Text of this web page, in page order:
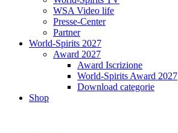
WSA Video life
Presse-Center
Partner
World-Spirits 2027
Award 2027
Award Iscrizione
World-Spirits Award 2027
Download categorie
Shop